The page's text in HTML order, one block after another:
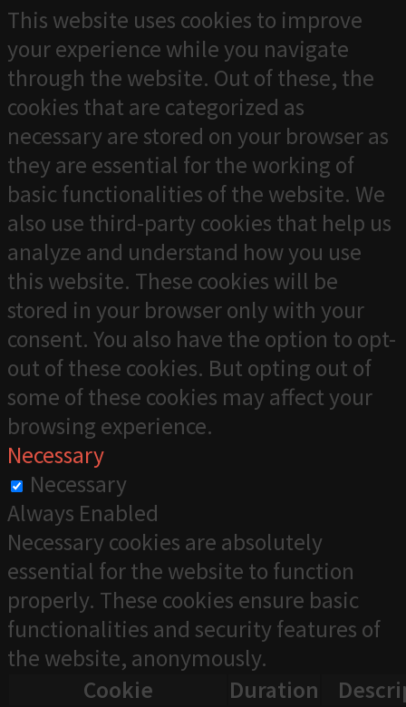
This website uses cookies to improve
your experience while you navigate
through the website. Out of these, the
cookies that are categorized as
necessary are stored on your browser as
they are essential for the working of
basic functionalities of the website. We
also use third-party cookies that help us
analyze and understand how you use
this website. These cookies will be
stored in your browser only with your
consent. You also have the option to opt-
out of these cookies. But opting out of
some of these cookies may affect your
browsing experience.
Necessary
Necessary
Always Enabled
Necessary cookies are absolutely
essential for the website to function
properly. These cookies ensure basic
functionalities and security features of
the website, anonymously.
Cookie
Duration